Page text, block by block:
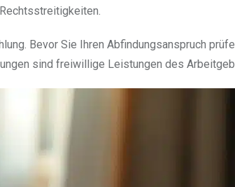
Bevor Sie Ihren Abfindungsanspruch
sind freiwillige Leistungen des